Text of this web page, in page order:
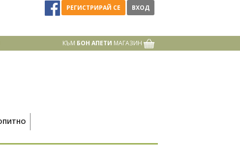
РЕГИСТРИРАЙ СЕ ВХОД
КЪМ БОН АПЕТИ МАГАЗИН